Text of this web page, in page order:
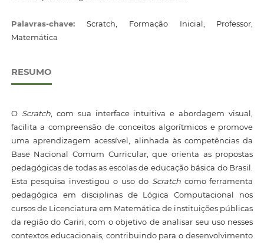
Palavras-chave:Scratch, Formação Inicial, Professor,
Matemática
RESUMO
O Scratch, com sua interface intuitiva e abordagem visual,
facilita a compreensão de conceitos algorítmicos e promove
uma aprendizagem acessível, alinhada às competências da
Base Nacional Comum Curricular, que orienta as propostas
pedagógicas de todas as escolas de educação básica do Brasil.
Esta pesquisa investigou o uso do Scratchcomo ferramenta
pedagógica em disciplinas de Lógica Computacional nos
cursos de Licenciatura em Matemática de instituições públicas
da região do Cariri, com o objetivo de analisar seu uso nesses
contextos educacionais, contribuindo para o desenvolvimento